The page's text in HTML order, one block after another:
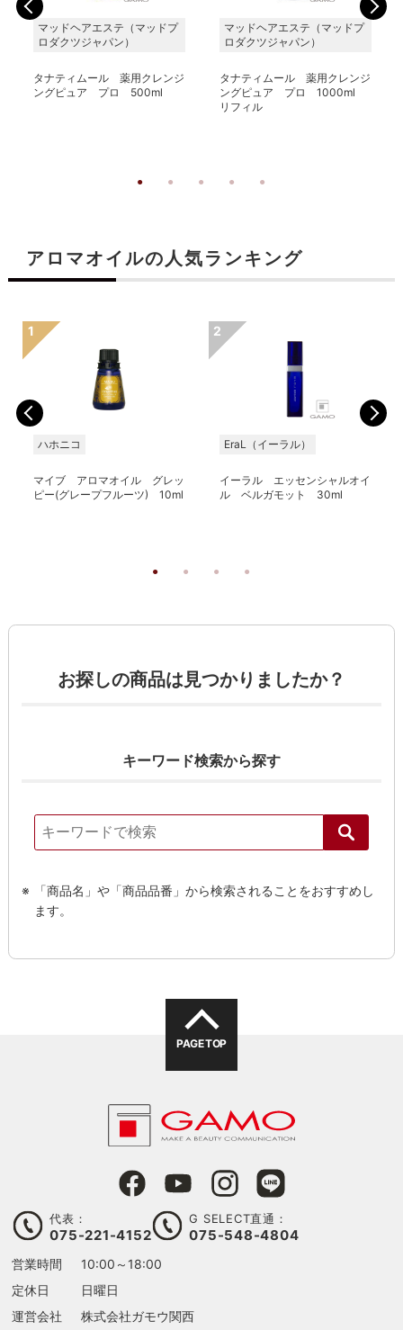
マッドヘアエステ（マッドプ
ロダクツジャパン）
タナティムール 薬用クレンジ
ングピュア プロ 500ml
マッドヘアエステ（マッドプ
ロダクツジャパン）
タナティムール 薬用クレンジ
ングピュア プロ 1000ml
リフィル
アロマオイルの人気ランキング
ハホニコ
マイブ アロマオイル グレッ
ピー(グレープフルーツ) 10ml
EraL（イーラル）
イーラル エッセンシャルオイ
ル ベルガモット 30ml
お探しの商品は見つかりましたか？
キーワード検索から探す
「商品名」や「商品品番」から検索されることをおすすめし
ます。
PAGE TOP
代表：
075-221-4152
G SELECT直通：
075-548-4804
営業時間
10:00～18:00
定休日
日曜日
運営会社
株式会社ガモウ関西